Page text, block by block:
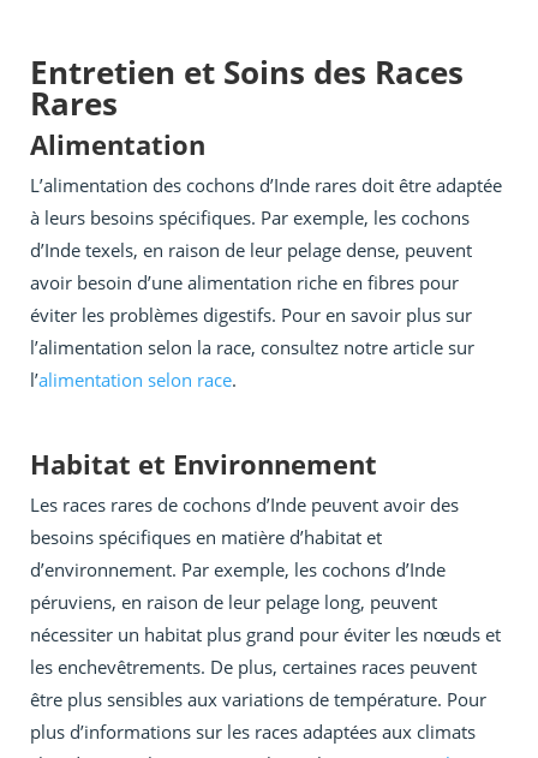
Entretien et Soins des Races
Rares
Alimentation
L’alimentation des cochons d’Inde rares doit être adaptée
à leurs besoins spécifiques. Par exemple, les cochons
d’Inde texels, en raison de leur pelage dense, peuvent
avoir besoin d’une alimentation riche en fibres pour
éviter les problèmes digestifs. Pour en savoir plus sur
l’alimentation selon la race, consultez notre article sur
l’alimentation selon race.
Habitat et Environnement
Les races rares de cochons d’Inde peuvent avoir des
besoins spécifiques en matière d’habitat et
d’environnement. Par exemple, les cochons d’Inde
péruviens, en raison de leur pelage long, peuvent
nécessiter un habitat plus grand pour éviter les nœuds et
les enchevêtrements. De plus, certaines races peuvent
être plus sensibles aux variations de température. Pour
plus d’informations sur les races adaptées aux climats